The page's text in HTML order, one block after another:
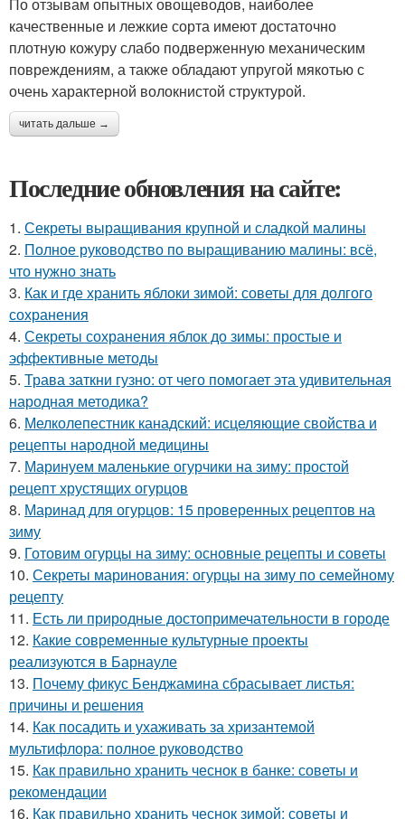
качественные и лежкие сорта имеют достаточно
плотную кожуру слабо подверженную механическим
повреждениям, а также обладают упругой мякотью с
очень характерной волокнистой структурой.
читать дальше →
Последние обновления на сайте:
1. Секреты выращивания крупной и сладкой малины
2. Полное руководство по выращиванию малины: всё,
что нужно знать
3. Как и где хранить яблоки зимой: советы для долгого
сохранения
4. Секреты сохранения яблок до зимы: простые и
эффективные методы
5. Трава заткни гузно: от чего помогает эта удивительная
народная методика?
6. Мелколепестник канадский: исцеляющие свойства и
рецепты народной медицины
7. Маринуем маленькие огурчики на зиму: простой
рецепт хрустящих огурцов
8. Маринад для огурцов: 15 проверенных рецептов на
зиму
9. Готовим огурцы на зиму: основные рецепты и советы
10. Секреты маринования: огурцы на зиму по семейному
рецепту
11. Есть ли природные достопримечательности в городе
12. Какие современные культурные проекты
реализуются в Барнауле
13. Почему фикус Бенджамина сбрасывает листья:
причины и решения
14. Как посадить и ухаживать за хризантемой
мультифлора: полное руководство
15. Как правильно хранить чеснок в банке: советы и
рекомендации
16. Как правильно хранить чеснок зимой: советы и